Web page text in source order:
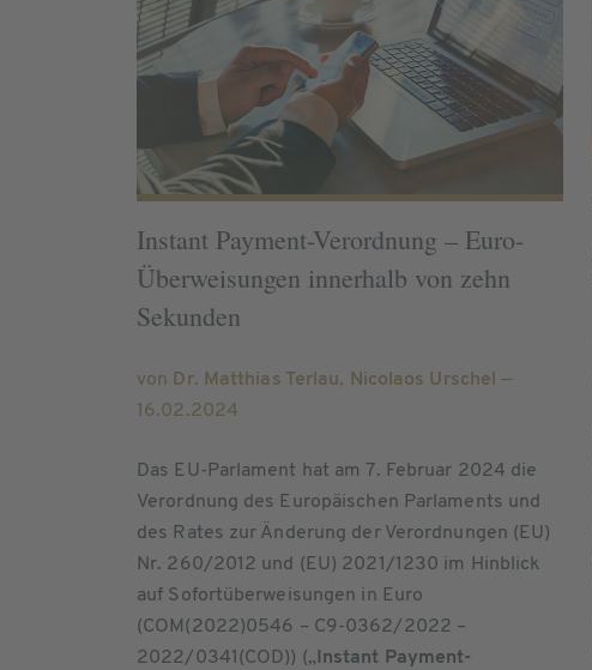
Instant Payment-Verordnung – Euro-
Überweisungen innerhalb von zehn
Sekunden
von Dr. Matthias Terlau, Nicolaos Urschel —
16.02.2024
Das EU-Parlament hat am 7. Februar 2024 die
Verordnung des Europäischen Parlaments und
des Rates zur Änderung der Verordnungen (EU)
Nr. 260/2012 und (EU) 2021/1230 im Hinblick
auf Sofortüberweisungen in Euro
(COM(2022)0546 – C9-0362/2022 –
2022/0341(COD)) („ Instant Payment-